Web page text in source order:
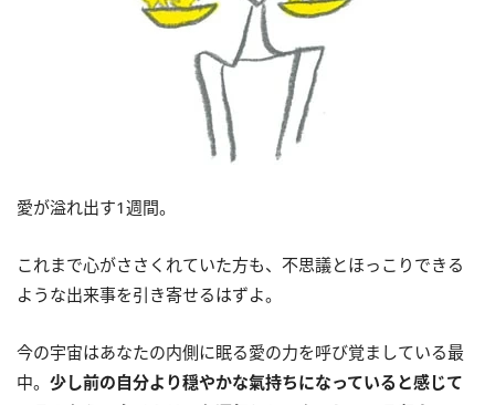
愛が溢れ出す1週間。
これまで心がささくれていた方も、不思議とほっこりできる
ような出来事を引き寄せるはずよ。
今の宇宙はあなたの内側に眠る愛の力を呼び覚ましている最
中。 少し前の自分より穏やかな氣持ちになっていると感じて